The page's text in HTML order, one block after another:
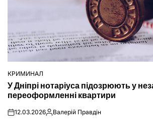
ОПУБЛІКУВАТИ
У
КРИМИНАЛ
У Дніпрі нотаріуса підозрюють у
переоформленні квартири
on12.03.2026Опубліковано
Валерій Правдін